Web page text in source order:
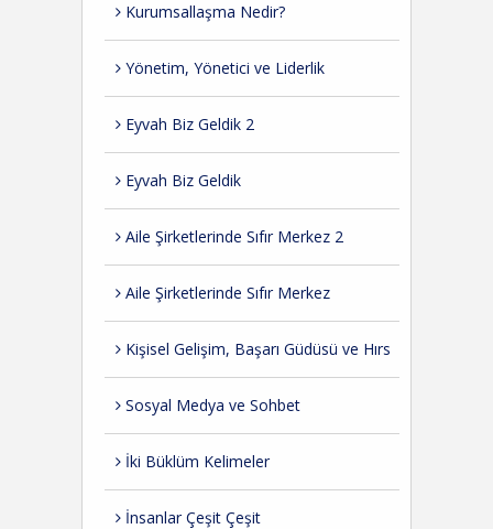
Kurumsallaşma Nedir?
Yönetim, Yönetici ve Liderlik
Eyvah Biz Geldik 2
Eyvah Biz Geldik
Aile Şirketlerinde Sıfır Merkez 2
Aile Şirketlerinde Sıfır Merkez
Kişisel Gelişim, Başarı Güdüsü ve Hırs
Sosyal Medya ve Sohbet
İki Büklüm Kelimeler
İnsanlar Çeşit Çeşit